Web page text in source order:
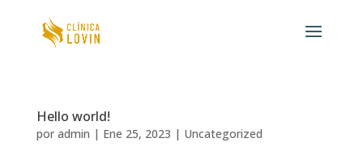
Hello world!
por admin | Ene 25, 2023 | Uncategorized